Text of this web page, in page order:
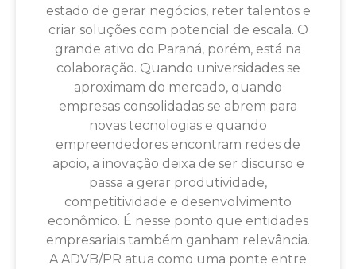
estado de gerar negócios, reter talentos e
criar soluções com potencial de escala. O
grande ativo do Paraná, porém, está na
colaboração. Quando universidades se
aproximam do mercado, quando
empresas consolidadas se abrem para
novas tecnologias e quando
empreendedores encontram redes de
apoio, a inovação deixa de ser discurso e
passa a gerar produtividade,
competitividade e desenvolvimento
econômico. É nesse ponto que entidades
empresariais também ganham relevância.
A ADVB/PR atua como uma ponte entre